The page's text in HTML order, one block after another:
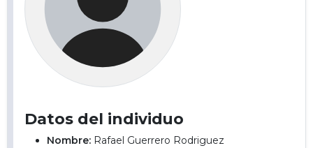
Datos del individuo
Nombre: Rafael Guerrero Rodriguez